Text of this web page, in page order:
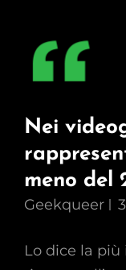
Nei
meno del
Geekqueer
Lo dice la